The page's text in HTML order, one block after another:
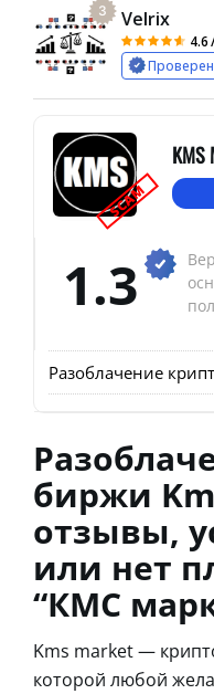
3 Velrix
4.6
Проверен
SCAM
KMS
1.3
Разоблачение
биржи
отзывы,
или нет
“КМС
Kms market —
которой любой